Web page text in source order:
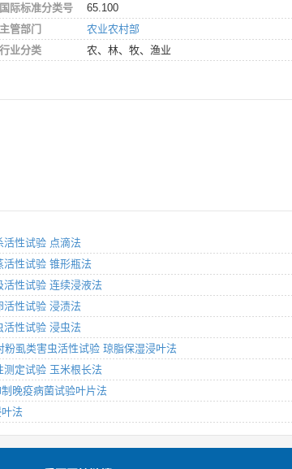
国际标准分类号
65.100
主管部门
农业农村部
行业分类
农、林、牧、渔业
活性试验 点滴法
活性试验 锥形瓶法
活性试验 连续浸液法
活性试验 浸渍法
活性试验 浸虫法
虱类害虫活性试验 琼脂保湿浸叶法
测定试验 玉米根长法
晚疫病菌试验叶片法
法